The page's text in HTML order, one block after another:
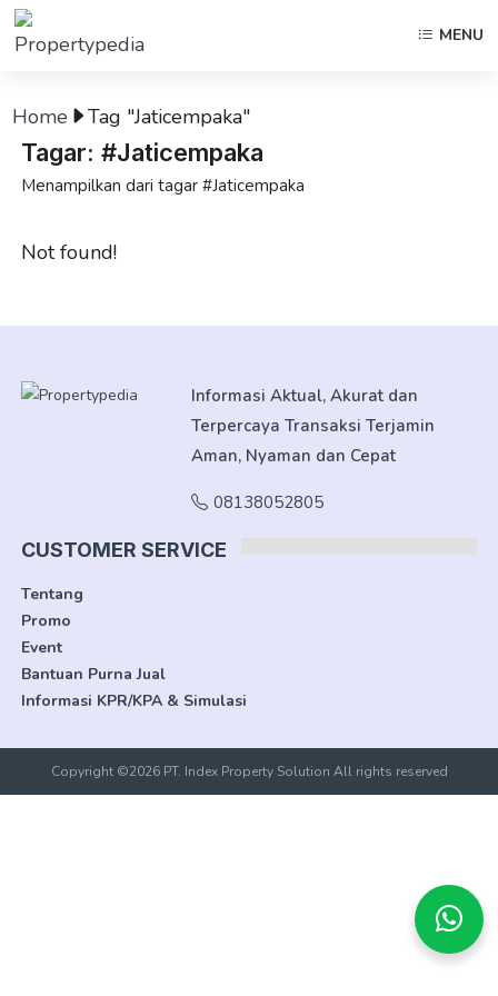
MENU
Home Tag "Jaticempaka"
Tagar: #Jaticempaka
Menampilkan dari tagar #Jaticempaka
Not found!
Informasi Aktual, Akurat dan
Terpercaya Transaksi Terjamin
Aman, Nyaman dan Cepat
08138052805
CUSTOMER SERVICE
Tentang
Promo
Event
Bantuan Purna Jual
Informasi KPR/KPA & Simulasi
Copyright ©2026 PT. Index Property Solution All rights reserved